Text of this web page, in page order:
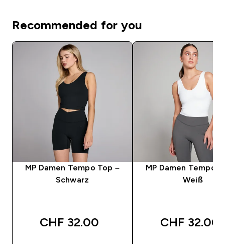
Recommended for you
MP Damen Tempo Top –
Schwarz
CHF 32.00‎
MP Damen Tempo
Weiß
CHF 32.00‎